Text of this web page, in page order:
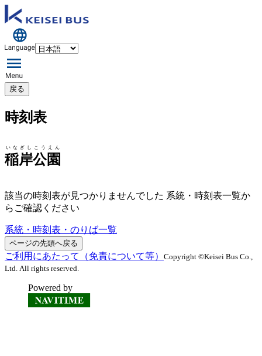
戻る
時刻表
稲岸公園
いなぎしこうえん
該当の時刻表が見つかりませんでした 系統・時刻表一覧か
らご確認ください
系統・時刻表・のりば一覧
ページの先頭へ戻る
ご利用にあたって（免責について等） Copyright ©Keisei Bus Co.,
Ltd. All rights reserved.
Powered by